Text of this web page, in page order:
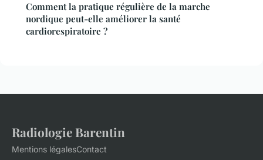
Comment la pratique régulière de la marche
nordique peut-elle améliorer la santé
cardiorespiratoire ?
Radiologie Barentin
Mentions légalesContact